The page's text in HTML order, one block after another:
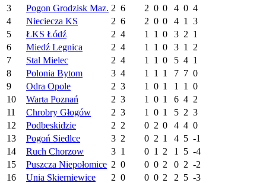
3
Pogon Grodzisk Maz. 2 6 2 0 0 4 0 4
4
Nieciecza KS 2 6 2 0 0 4 1
3
5
ŁKS Łódź 2 4 1 1 0 3 2 1
6
Miedź Legnica 2 4 1 1 0 3 1
2
7
Stal Mielec 2 4 1 1 0 5 4 1
8
Polonia Bytom 3 4 1 1 1 7 7 0
9
Odra Opole 2 3 1 0 1 1 1
0
10
Warta Poznań 2 3 1 0 1 6 4 2
11
Chrobry Głogów 2 3 1 0 1 5 2 3
12
Podbeskidzie 2 2 0 2 0 4 4 0
13
Pogoń Siedlce 3 2 0 2 1 4 5 -1
14
Ruch Chorzow 3 1 0 1 2 1 5 -4
15
Puszcza Niepołomice 2 0 0 0 2 0 2 -2
16
Unia Skierniewice 2 0 0 0 2 2 5 -3